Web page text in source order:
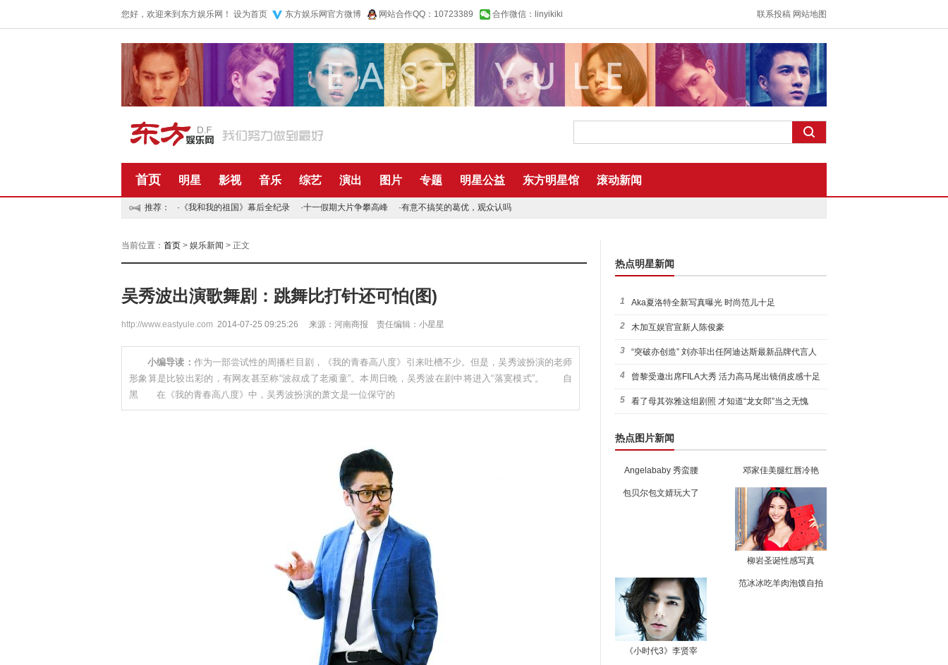
您好，欢迎来到东方娱乐网！ 设为首页 东方娱乐网官方微博 网站合作QQ：10723389 合作微信：linyikiki 联系投稿 网站地图
首页 明星 影视 音乐 综艺 演出 图片 专题 明星公益 东方明星馆 滚动新闻
推荐： · 《我和我的祖国》幕后全纪录 ·十一假期大片争攀高峰 ·有意不搞笑的葛优，观众认吗
当前位置： 首页 > 娱乐新闻 > 正文
吴秀波出演歌舞剧：跳舞比打针还可怕(图)
http://www.eastyule.com 2014-07-25 09:25:26 来源：河南商报 责任编辑：小星星
小编导读： 作为一部尝试性的周播栏目剧，《我的青春高八度》引来吐槽不少。但是，吴秀波扮演的老师
形象算是比较出彩的，有网友甚至称“波叔成了老顽童”。本周日晚，吴秀波在剧中将进入“落寞模式”。 自
黑 在《我的青春高八度》中，吴秀波扮演的萧文是一位保守的
热点明星新闻
1 Aka夏洛特全新写真曝光 时尚范儿十足
2 木加互娱官宣新人陈俊豪
3 “突破亦创造” 刘亦菲出任阿迪达斯最新品牌代言人
引爆
4 曾黎受邀出席FILA大秀 活力高马尾出镜俏皮感十足
5 看了母其弥雅这组剧照 才知道“龙女郎”当之无愧
热点图片新闻
Angelababy 秀蛮腰 邓家佳美腿红唇冷艳
包贝尔包文婧玩大了
柳岩圣诞性感写真
《小时代3》李贤宰
范冰冰吃羊肉泡馍自拍